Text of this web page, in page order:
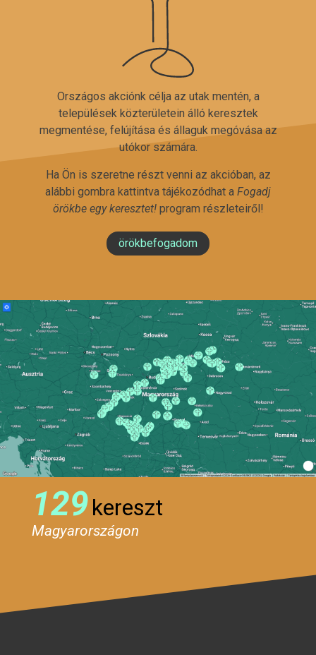
Országos akciónk célja az utak mentén, a
települések közterületein álló keresztek
megmentése, felújítása és állaguk megóvása az
utókor számára.
Ha Ön is szeretne részt venni az akcióban, az
alábbi gombra kattintva tájékozódhat a Fogadj
örökbe egy keresztet!program részleteiről!
örökbefogadom
129kereszt
Magyarországon